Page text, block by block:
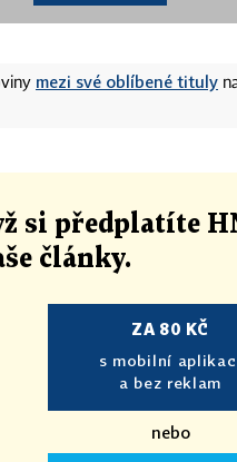
mezi své oblíbené tituly
si předplatíte
články.
ZA 80 KČ
s mobilní
a bez reklam
nebo